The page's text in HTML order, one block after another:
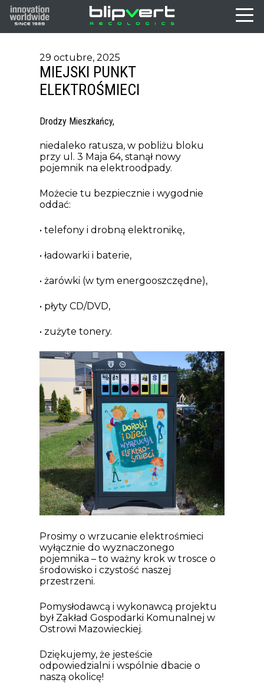
29 octubre, 2025
MIEJSKI PUNKT
ELEKTROŚMIECI
Drodzy Mieszkańcy,
niedaleko ratusza, w pobliżu bloku
przy ul. 3 Maja 64, stanął nowy
pojemnik na elektroodpady.
Możecie tu bezpiecznie i wygodnie
oddać:
• telefony i drobną elektronikę,
• ładowarki i baterie,
• żarówki (w tym energooszczędne),
• płyty CD/DVD,
• zużyte tonery.
Prosimy o wrzucanie elektrośmieci
wyłącznie do wyznaczonego
pojemnika – to ważny krok w trosce o
środowisko i czystość naszej
przestrzeni.
Pomysłodawcą i wykonawcą projektu
był Zakład Gospodarki Komunalnej w
Ostrowi Mazowieckiej.
Dziękujemy, że jesteście
odpowiedzialni i wspólnie dbacie o
naszą okolicę!